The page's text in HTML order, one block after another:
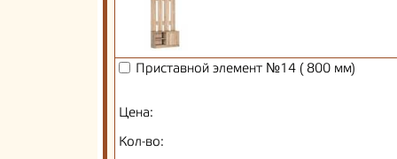
Приставной элемент №14 ( 800 мм)
Цена:
Кол-во: